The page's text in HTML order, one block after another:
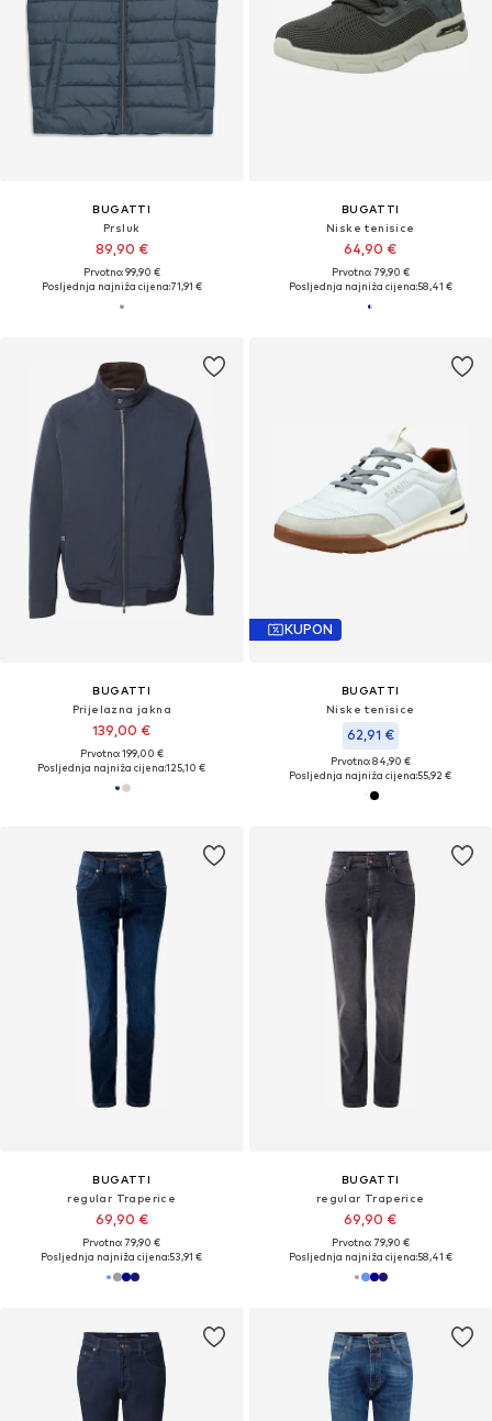
BUGATTI
Prsluk
89,90 €
Prvotno: 99,90 €
Posljednja najniža cijena:71,91 €
BUGATTI
Niske tenisice
64,90 €
Prvotno: 79,90 €
Posljednja najniža cijena:58,41 €
BUGATTI
Prijelazna jakna
139,00 €
Prvotno: 199,00 €
Posljednja najniža cijena:125,10 €
KUPON
BUGATTI
Niske tenisice
62,91 €
Prvotno: 84,90 €
Posljednja najniža cijena:55,92 €
BUGATTI
regular Traperice
69,90 €
Prvotno: 79,90 €
Posljednja najniža cijena:53,91 €
BUGATTI
regular Traperice
69,90 €
Prvotno: 79,90 €
Posljednja najniža cijena:58,41 €